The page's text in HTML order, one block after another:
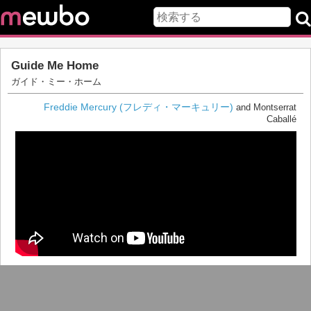
Guide Me Home
ガイド・ミー・ホーム
Freddie Mercury (フレディ・マーキュリー) and Montserrat
Caballé